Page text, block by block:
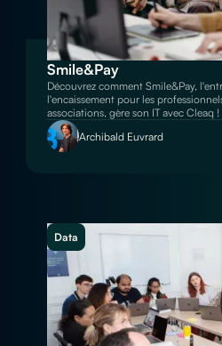
Smile&Pay
Découvrez comment Smile&Pay,
l'encaissement pour les
associations, gère son IT avec Cleaq !
Archibald Euvrard
Data